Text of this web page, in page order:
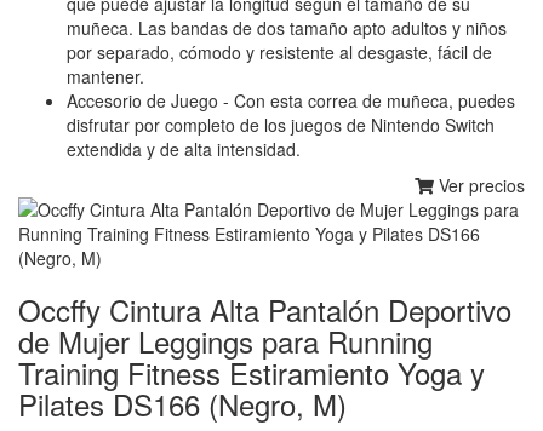
muñeca. Las bandas de dos tamaño apto adultos y niños
por separado, cómodo y resistente al desgaste, fácil de
mantener.
Accesorio de Juego - Con esta correa de muñeca, puedes
disfrutar por completo de los juegos de Nintendo Switch
extendida y de alta intensidad.
Ver precios
Occffy Cintura Alta Pantalón Deportivo
de Mujer Leggings para Running
Training Fitness Estiramiento Yoga y
Pilates DS166 (Negro, M)